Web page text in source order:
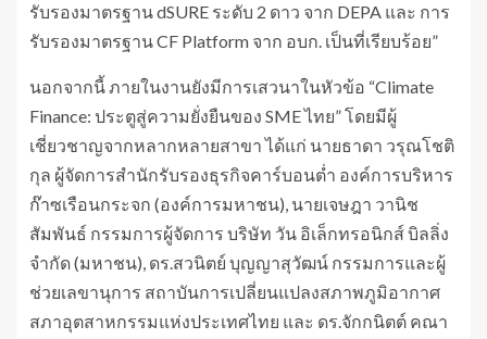
รับรองมาตรฐาน dSURE ระดับ 2 ดาว จาก DEPA และ การ
รับรองมาตรฐาน CF Platform จาก อบก. เป็นที่เรียบร้อย”
นอกจากนี้ ภายในงานยังมีการเสวนาในหัวข้อ “Climate
Finance: ประตูสู่ความยั่งยืนของ SME ไทย” โดยมีผู้
เชี่ยวชาญจากหลากหลายสาขา ได้แก่ นายธาดา วรุณโชติ
กุล ผู้จัดการสำนักรับรองธุรกิจคาร์บอนต่ำ องค์การบริหาร
ก๊าซเรือนกระจก (องค์การมหาชน), นายเจษฎา วานิช
สัมพันธ์ กรรมการผู้จัดการ บริษัท วัน อิเล็กทรอนิกส์ บิลลิ่ง
จำกัด (มหาชน), ดร.สวนิตย์ บุญญาสุวัฒน์ กรรมการและผู้
ช่วยเลขานุการ สถาบันการเปลี่ยนแปลงสภาพภูมิอากาศ
สภาอุตสาหกรรมแห่งประเทศไทย และ ดร.จักกนิตต์ คณา